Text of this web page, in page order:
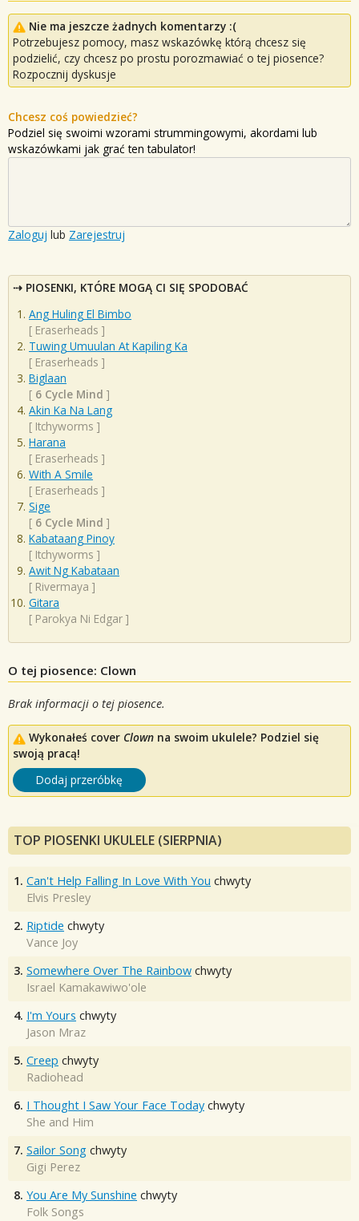
Nie ma jeszcze żadnych komentarzy :(
Potrzebujesz pomocy, masz wskazówkę którą chcesz się
podzielić, czy chcesz po prostu porozmawiać o tej piosence?
Rozpocznij dyskusje
Chcesz coś powiedzieć?
Podziel się swoimi wzorami strummingowymi, akordami lub
wskazówkami jak grać ten tabulator!
Zaloguj lub Zarejestruj
PIOSENKI, KTÓRE MOGĄ CI SIĘ SPODOBAĆ
Ang Huling El Bimbo
[ Eraserheads ]
Tuwing Umuulan At Kapiling Ka
[ Eraserheads ]
Biglaan
[ 6 Cycle Mind ]
Akin Ka Na Lang
[ Itchyworms ]
Harana
[ Eraserheads ]
With A Smile
[ Eraserheads ]
Sige
[ 6 Cycle Mind ]
Kabataang Pinoy
[ Itchyworms ]
Awit Ng Kabataan
[ Rivermaya ]
Gitara
[ Parokya Ni Edgar ]
O tej piosence: Clown
Brak informacji o tej piosence.
Wykonałeś cover Clown na swoim ukulele? Podziel się
swoją pracą!
Dodaj przeróbkę
TOP PIOSENKI UKULELE (SIERPNIA)
1. Can't Help Falling In Love With You chwyty
Elvis Presley
2. Riptide chwyty
Vance Joy
3. Somewhere Over The Rainbow chwyty
Israel Kamakawiwo'ole
4. I'm Yours chwyty
Jason Mraz
5. Creep chwyty
Radiohead
6. I Thought I Saw Your Face Today chwyty
She and Him
7. Sailor Song chwyty
Gigi Perez
8. You Are My Sunshine chwyty
Folk Songs